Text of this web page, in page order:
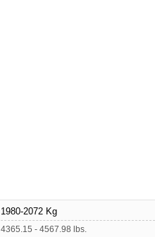
1980-2072 Kg
4365.15 - 4567.98 lbs.